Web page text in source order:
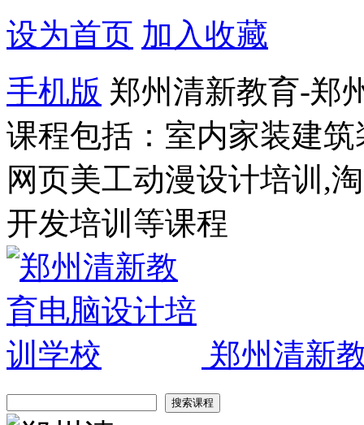
设为首页 加入收藏
手机版 郑州清新教育-郑
课程包括：室内家装建
网页美工动漫设计培训,
开发培训等课程
郑州清新